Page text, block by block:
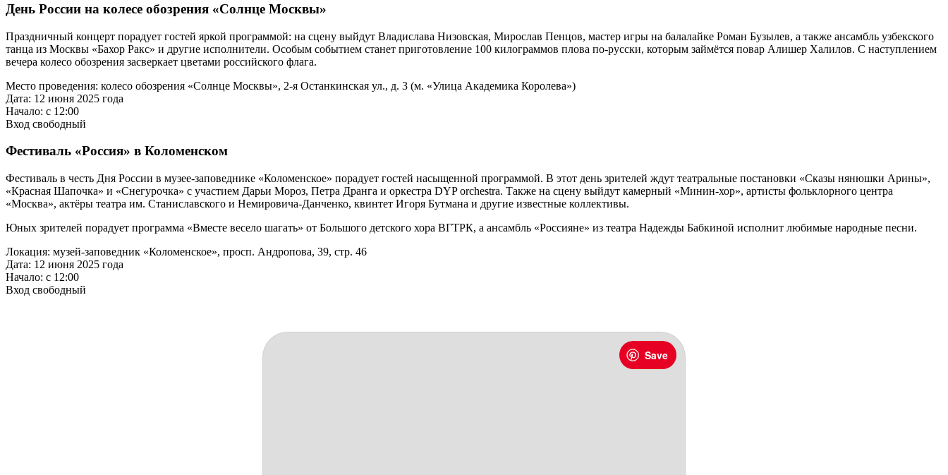
День России на колесе обозрения «Солнце Москвы»
Праздничный концерт порадует гостей яркой программой: на сцену выйдут Владислава Низовская, Мирослав Пенцов, мастер игры на балалайке Роман Бузылев, а также ансамбль узбекского
танца из Москвы «Бахор Ракс» и другие исполнители. Особым событием станет приготовление 100 килограммов плова по-русски, которым займётся повар Алишер Халилов. С наступлением
вечера колесо обозрения засверкает цветами российского флага.
Место проведения: колесо обозрения «Солнце Москвы», 2-я Останкинская ул., д. 3 (м. «Улица Академика Королева»)
Дата: 12 июня 2025 года
Начало: с 12:00
Вход свободный
Фестиваль «Россия» в Коломенском
Фестиваль в честь Дня России в музее-заповеднике «Коломенское» порадует гостей насыщенной программой. В этот день зрителей ждут театральные постановки «Сказы нянюшки Арины»,
«Красная Шапочка» и «Снегурочка» с участием Дарьи Мороз, Петра Дранга и оркестра DYP orchestra. Также на сцену выйдут камерный «Минин-хор», артисты фольклорного центра
«Москва», актёры театра им. Станиславского и Немировича-Данченко, квинтет Игоря Бутмана и другие известные коллективы.
Юных зрителей порадует программа «Вместе весело шагать» от Большого детского хора ВГТРК, а ансамбль «Россияне» из театра Надежды Бабкиной исполнит любимые народные песни.
Локация: музей-заповедник «Коломенское», просп. Андропова, 39, стр. 46
Дата: 12 июня 2025 года
Начало: с 12:00
Вход свободный